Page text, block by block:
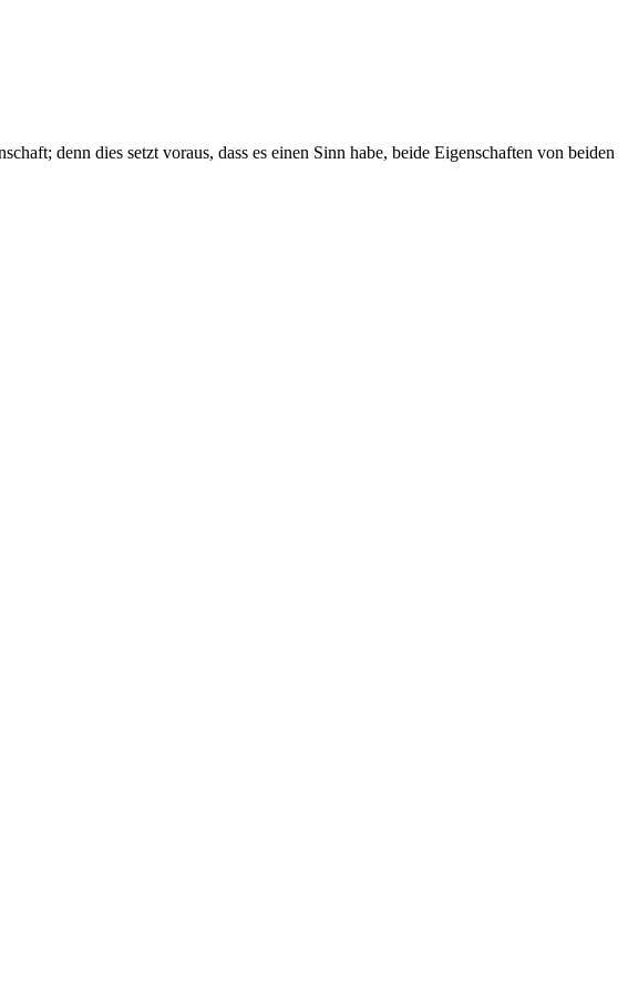
denn dies setzt voraus, dass es einen Sinn habe, beide Eigenschaften von beiden